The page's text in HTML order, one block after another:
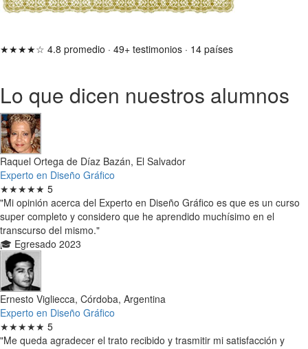
★★★★☆ 4.8 promedio · 49+ testimonios · 14 países
Lo que dicen nuestros alumnos
Raquel Ortega de Díaz Bazán, El Salvador
Experto en Diseño Gráfico
★★★★★ 5
"Mi opinión acerca del Experto en Diseño Gráfico es que es un curso
super completo y considero que he aprendido muchísimo en el
transcurso del mismo."
🎓 Egresado 2023
Ernesto Vigliecca, Córdoba, Argentina
Experto en Diseño Gráfico
★★★★★ 5
"Me queda agradecer el trato recibido y trasmitir mi satisfacción y